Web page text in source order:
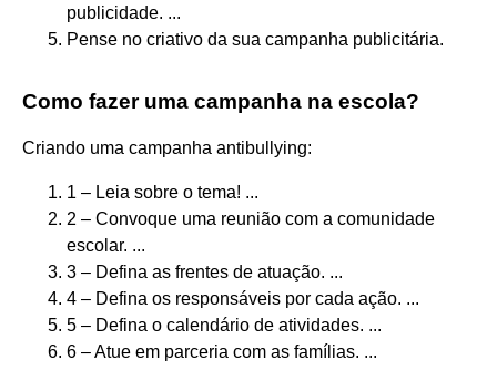
publicidade. ...
Pense no criativo da sua campanha publicitária.
Como fazer uma campanha na escola?
Criando uma campanha antibullying:
1 – Leia sobre o tema! ...
2 – Convoque uma reunião com a comunidade
escolar. ...
3 – Defina as frentes de atuação. ...
4 – Defina os responsáveis por cada ação. ...
5 – Defina o calendário de atividades. ...
6 – Atue em parceria com as famílias. ...